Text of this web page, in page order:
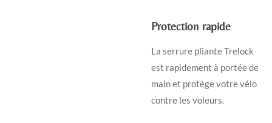
Protection rapide
La serrure pliante Trelock
est rapidement à portée de
main et protège votre vélo
contre les voleurs.